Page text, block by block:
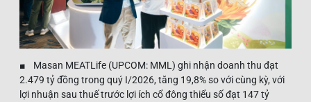
■ Masan MEATLife (UPCOM: MML) ghi nhận doanh thu đạt
2.479 tỷ đồng trong quý I/2026, tăng 19,8% so với cùng kỳ, với
lợi nhuận sau thuế trước lợi ích cổ đông thiểu số đạt 147 tỷ